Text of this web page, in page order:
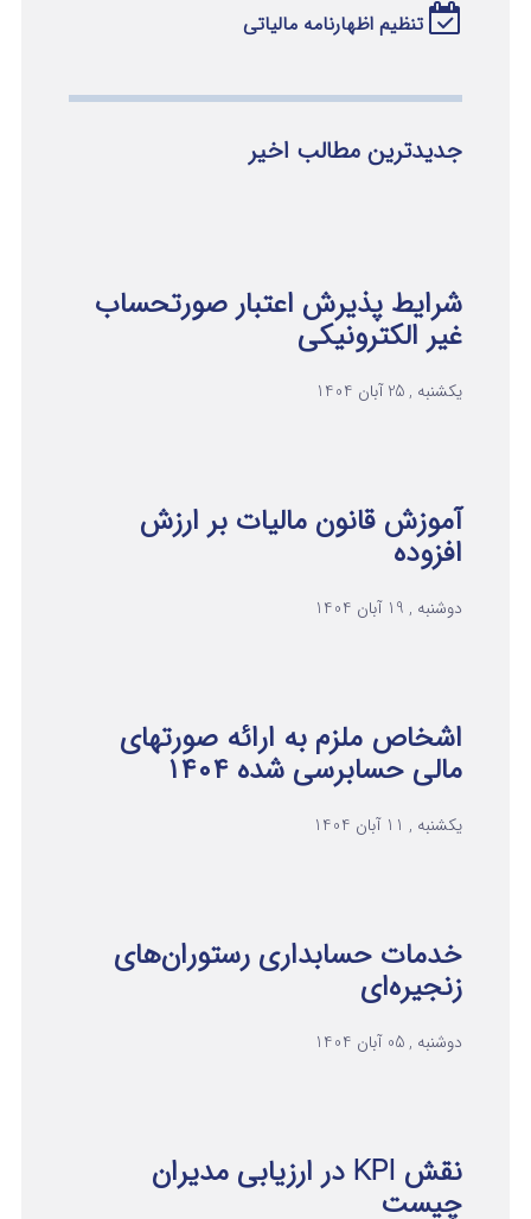
تنظیم اظهارنامه مالیاتی
جدیدترین مطالب اخیر
شرایط پذیرش اعتبار صورتحساب
غیر الکترونیکی
یکشنبه , 25 آبان 1404
آموزش قانون مالیات بر ارزش
افزوده
دوشنبه , 19 آبان 1404
اشخاص ملزم به ارائه صورتهای
مالی حسابرسی شده ۱۴۰۴
یکشنبه , 11 آبان 1404
خدمات حسابداری رستوران‌های
زنجیره‌ای
دوشنبه , 05 آبان 1404
نقش KPI در ارزیابی مدیران
چیست